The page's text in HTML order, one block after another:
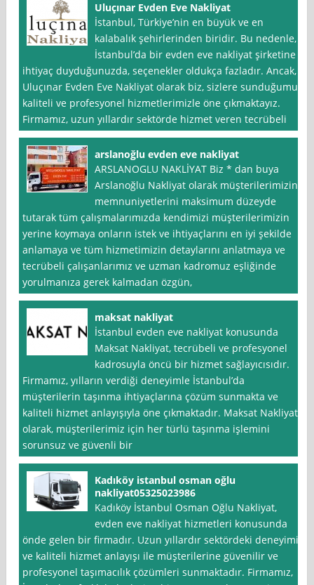
Uluçınar Evden Eve Nakliyat
İstanbul, Türkiye’nin en büyük ve en
kalabalık şehirlerinden biridir. Bu nedenle,
İstanbul’da bir evden eve nakliyat şirketine
ihtiyaç duyduğunuzda, seçenekler oldukça fazladır. Ancak,
Uluçınar Evden Eve Nakliyat olarak biz, sizlere sunduğumuz
kaliteli ve profesyonel hizmetlerimizle öne çıkmaktayız.
Firmamız, uzun yıllardır sektörde hizmet veren tecrübeli
arslanoğlu evden eve nakliyat
ARSLANOGLU NAKLİYAT Biz * dan buya
Arslanoğlu Nakliyat olarak müşterilerimizin
memnuniyetlerini maksimum düzeyde
tutarak tüm çalışmalarımızda kendimizi müşterilerimizin
yerine koymaya onların istek ve ihtiyaçlarını en iyi şekilde
anlamaya ve tüm hizmetimizin detaylarını anlatmaya ve
tecrübeli çalışanlarımız ve uzman kadromuz eşliğinde
yorulmanıza gerek kalmadan özgün,
maksat nakliyat
İstanbul evden eve nakliyat konusunda
Maksat Nakliyat, tecrübeli ve profesyonel
kadrosuyla öncü bir hizmet sağlayıcısıdır.
Firmamız, yılların verdiği deneyimle İstanbul’da
müşterilerin taşınma ihtiyaçlarına çözüm sunmakta ve
kaliteli hizmet anlayışıyla öne çıkmaktadır. Maksat Nakliyat
olarak, müşterilerimiz için her türlü taşınma işlemini
sorunsuz ve güvenli bir
Kadıköy istanbul osman oğlu
nakliyat05325023986
Kadıköy İstanbul Osman Oğlu Nakliyat,
evden eve nakliyat hizmetleri konusunda
önde gelen bir firmadır. Uzun yıllardır sektördeki deneyimi
ve kaliteli hizmet anlayışı ile müşterilerine güvenilir ve
profesyonel taşımacılık çözümleri sunmaktadır. Firmamız,